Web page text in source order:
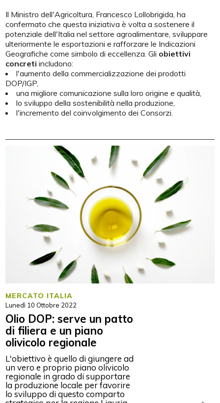
Il Ministro dell'Agricoltura, Francesco Lollobrigida, ha
confermato che questa iniziativa è volta a sostenere il
potenziale dell'Italia nel settore agroalimentare, sviluppare
ulteriormente le esportazioni e rafforzare le Indicazioni
Geografiche come simbolo di eccellenza. Gli obiettivi
concreti includono:
l'aumento della commercializzazione dei prodotti
DOP/IGP,
una migliore comunicazione sulla loro origine e qualità,
lo sviluppo della sostenibilità nella produzione,
l'incremento del coinvolgimento dei Consorzi.
MERCATO ITALIA
Lunedì 10 Ottobre 2022
Olio DOP: serve un patto
di filiera e un piano
olivicolo regionale
L'obiettivo è quello di giungere ad
un vero e proprio piano olivicolo
regionale in grado di​ supportare
la produzione locale per favorire
lo sviluppo di questo comparto